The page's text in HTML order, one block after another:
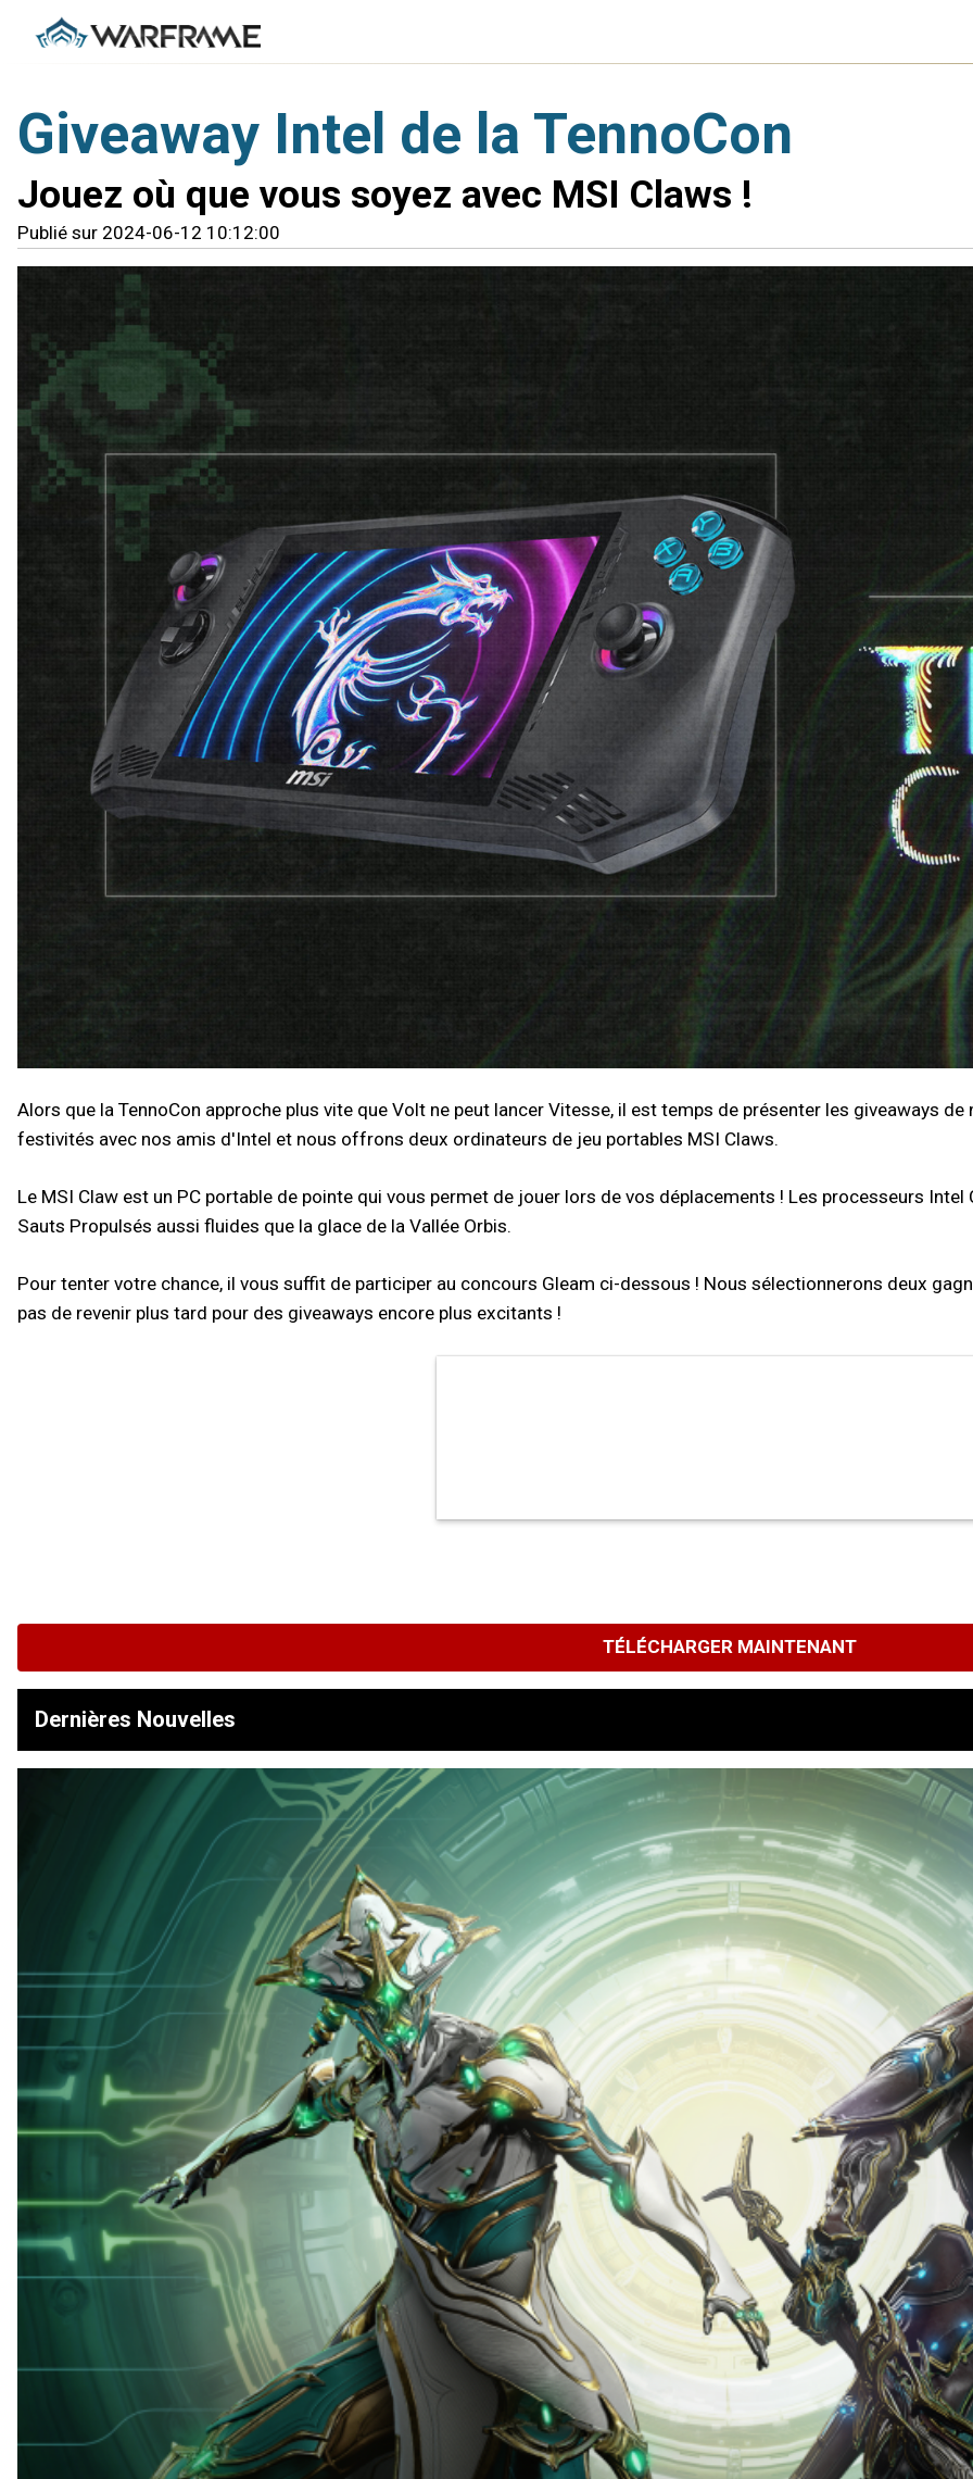
Giveaway Intel de la TennoCon
Jouez où que vous soyez avec MSI Claws !
Publié sur 2024-06-12 10:12:00
Alors que la TennoCon approche plus vite que Volt ne peut lancer Vitesse, il est temps de présenter les giveaways
festivités avec nos amis d'Intel et nous offrons deux ordinateurs de jeu portables MSI Claws.
Le MSI Claw est un PC portable de pointe qui vous permet de jouer lors de vos déplacements ! Les processeurs
Sauts Propulsés aussi fluides que la glace de la Vallée Orbis.
Pour tenter votre chance, il vous suffit de participer au concours Gleam ci-dessous ! Nous sélectionnerons deux
pas de revenir plus tard pour des giveaways encore plus excitants !
TÉLÉCHARGER MAINTENANT
Dernières Nouvelles